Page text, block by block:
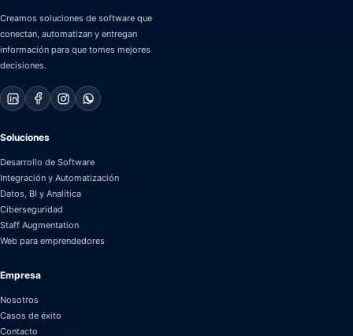
Creamos soluciones de software que
conectan, automatizan y entregan
información para que tomes mejores
decisiones.
Soluciones
Desarrollo de Software
Integración y Automatización
Datos, BI y Analítica
Ciberseguridad
Staff Augmentation
Web para emprendedores
Empresa
Nosotros
Casos de éxito
Contacto